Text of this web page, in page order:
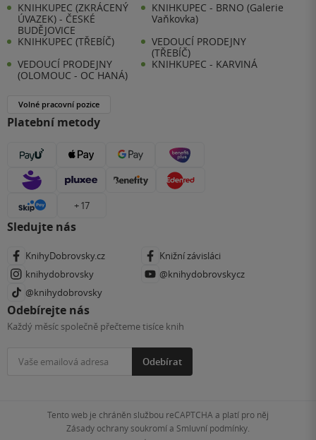
KNIHKUPEC (ZKRÁCENÝ
ÚVAZEK) - ČESKÉ
BUDĚJOVICE
KNIHKUPEC - BRNO (Galerie
Vaňkovka)
KNIHKUPEC (TŘEBÍČ)
VEDOUCÍ PRODEJNY
(TŘEBÍČ)
VEDOUCÍ PRODEJNY
(OLOMOUC - OC HANÁ)
KNIHKUPEC - KARVINÁ
Volné pracovní pozice
Platební metody
+ 17
Sledujte nás
KnihyDobrovsky.cz
Knižní závisláci
knihydobrovsky
@knihydobrovskycz
@knihydobrovsky
Odebírejte nás
Každý měsíc společně přečteme tisíce knih
Odebírat
Tento web je chráněn službou reCAPTCHA a platí pro něj
Zásady ochrany soukromía Smluvní podmínky